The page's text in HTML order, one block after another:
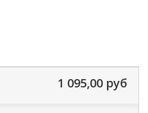
1 095,00 руб